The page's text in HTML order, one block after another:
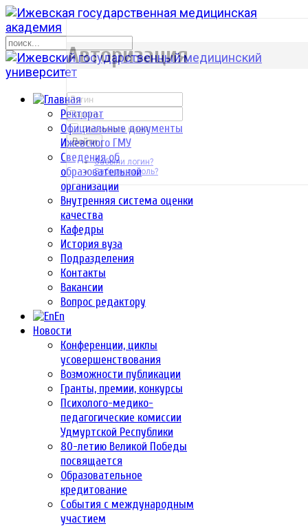
Ректорат
Официальные документы
Ижевского ГМУ
Сведения об
образовательной
организации
Внутренняя система оценки
качества
Кафедры
История вуза
Подразделения
Контакты
Вакансии
Вопрос редактору
En
Новости
Конференции, циклы
усовершенствования
Возможности публикации
Гранты, премии, конкурсы
Психолого-медико-
педагогические комиссии
Удмуртской Республики
80-летию Великой Победы
посвящается
Образовательное
кредитование
События с международным
участием
р
Авторизация
Запомнить меня
Войти
Забыли логин?
Забыли пароль?